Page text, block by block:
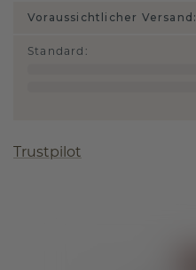
Voraussichtlicher Versand:
Standard :
Trustpilot